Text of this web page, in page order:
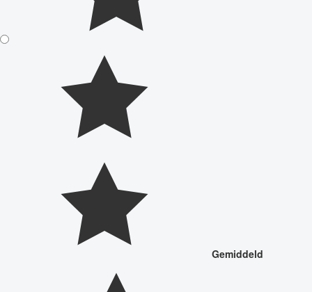
Gemiddeld